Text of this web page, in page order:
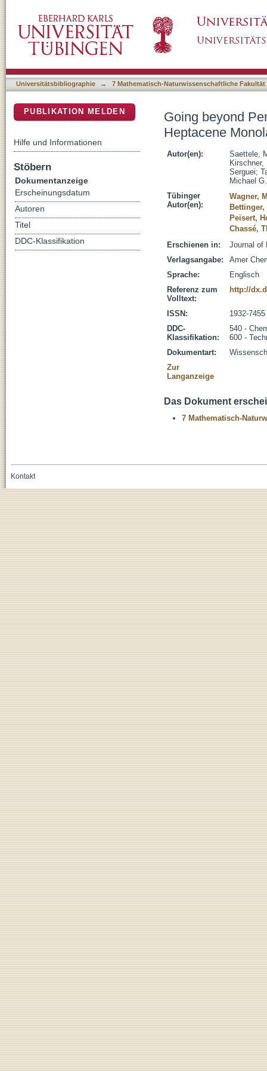
Universitätsbibliographie → 7 Mathematisch-Naturwissenschaftliche Fakultät
Going beyond
Heptacene
Autor(en):
Saettele,
Kirschner,
Serguei;
Michael G.
Tübinger
Autor(en):
Wagner,
Peisert,
Chassé,
Erschienen in:
Journal of
Verlagsangabe:
Amer
Sprache:
Englisch
Referenz zum
Volltext:
http://
ISSN:
1932-7455
DDC-
Klassifikation:
540 -
600 -
Dokumentart:
Zur
Langanzeige
Das Dokument
7 Mathematisch-
PUBLIKATION MELDEN
Hilfe und Informationen
Stöbern
Dokumentanzeige
Erscheinungsdatum
Autoren
Titel
DDC-Klassifikation
Kontakt